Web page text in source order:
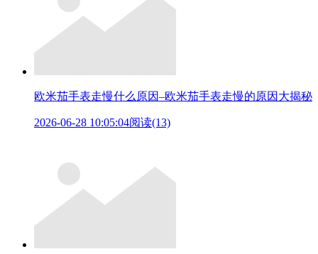
欧米茄手表走慢什么原因–欧米茄手表走慢的原因大揭秘
2026-06-28 10:05:04阅读(13)